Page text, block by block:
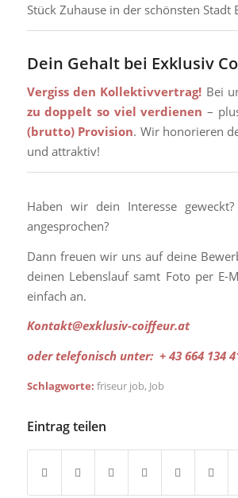
Stück Zuhause in der schönsten Stadt
Dein Gehalt bei Exklusiv
Vergiss den Kollektivvertrag! Bei
zu doppelt so viel verdienen –
(brutto) Provision. Wir honorieren
und attraktiv!
Haben wir dein Interesse
angesprochen?
Dann freuen wir uns auf deine
deinen Lebenslauf samt Foto per E-
einfach an.
Kontakt@exklusiv-coiffeur.at
oder telefonisch unter: + 43 664 134
Schlagworte: friseur job, Job
Eintrag teilen